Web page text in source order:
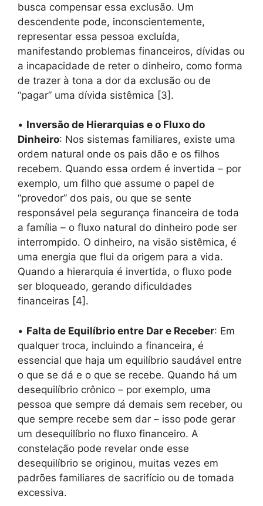
busca compensar essa exclusão. Um
descendente pode, inconscientemente,
representar essa pessoa excluída,
manifestando problemas financeiros, dívidas ou
a incapacidade de reter o dinheiro, como forma
de trazer à tona a dor da exclusão ou de
“pagar” uma dívida sistêmica [3].
• Inversão de Hierarquias e o Fluxo do
Dinheiro: Nos sistemas familiares, existe uma
ordem natural onde os pais dão e os filhos
recebem. Quando essa ordem é invertida – por
exemplo, um filho que assume o papel de
“provedor” dos pais, ou que se sente
responsável pela segurança financeira de toda
a família – o fluxo natural do dinheiro pode ser
interrompido. O dinheiro, na visão sistêmica, é
uma energia que flui da origem para a vida.
Quando a hierarquia é invertida, o fluxo pode
ser bloqueado, gerando dificuldades
financeiras [4].
• Falta de Equilíbrio entre Dar e Receber: Em
qualquer troca, incluindo a financeira, é
essencial que haja um equilíbrio saudável entre
o que se dá e o que se recebe. Quando há um
desequilíbrio crônico – por exemplo, uma
pessoa que sempre dá demais sem receber, ou
que sempre recebe sem dar – isso pode gerar
um desequilíbrio no fluxo financeiro. A
constelação pode revelar onde esse
desequilíbrio se originou, muitas vezes em
padrões familiares de sacrifício ou de tomada
excessiva.